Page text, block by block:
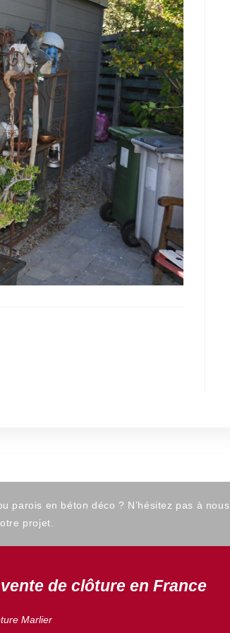
parois en béton déco ? N’hésitez pas à nous
projet.
de clôture en France
Marlier